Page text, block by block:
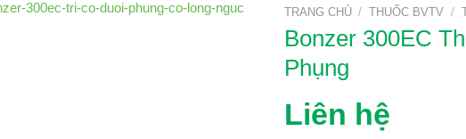
TRANG CHỦ / THUỐC BVTV /
Bonzer 300EC
Phụng
Liên hệ